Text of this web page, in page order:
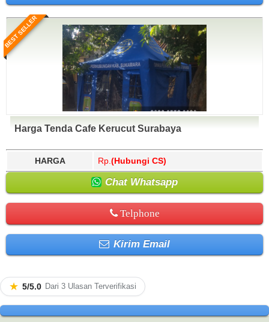
BEST SELLER
Harga Tenda Cafe Kerucut Surabaya
HARGA Rp. (Hubungi CS)
Chat Whatsapp
Telphone
Kirim Email
★ 5/5.0 Dari 3 Ulasan Terverifikasi